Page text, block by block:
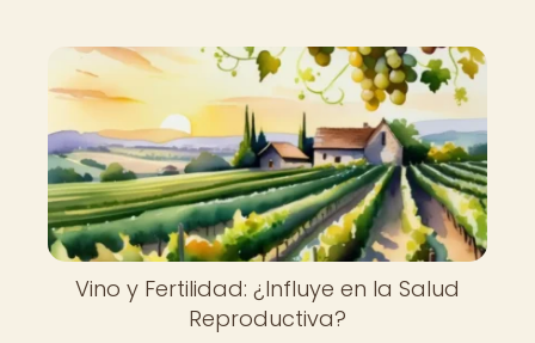
Vino y Fertilidad: ¿Influye en la Salud
Reproductiva?